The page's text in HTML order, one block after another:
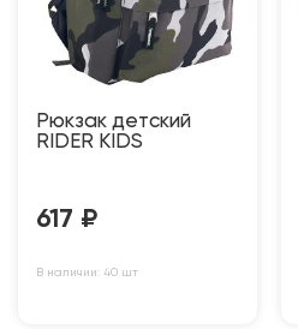
Рюкзак детский
RIDER KIDS
617 ₽
В наличии: 40 шт